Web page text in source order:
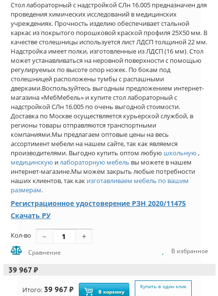
Стол лабораторный с надстройкой СЛн 16.005 предназначен для
проведения химических исследований в медицинских
учреждениях. Прочность изделию обеспечивает стальной
каркас из покрытого порошковой краской профиля 25Х50 мм. В
качестве столешницы используется лист ЛДСП толщиной 22 мм.
Надстройка имеет полки, изготовленные из ЛДСП (16 мм). Стол
может устанавливаться на неровной поверхности с помощью
регулируемых по высоте опор ножек. По бокам под
столешницей расположены тумбы с распашными
дверками.Воспользуйтесь выгодным предложением интернет-
магазина «МебМебель» и купите стол лабораторный с
надстройкой СЛн 16.005 по очень выгодной стоимости.
Доставка по Москве осуществляется курьерской службой, в
регионы товары отправляются транспортными
компаниями.Мы предлагаем оптовые цены на весь
ассортимент мебели на нашем сайте, так как являемся
производителями. Выгодно купить оптом любую школьную ,
медицинскую илабораторную мебель вы можете в нашем
интернет-магазине.Мы можем закрыть любые потребности
наших клиентов, так как изготавливаем мебель по вашим
размерам.
Регистрационное удостоверение РЗН 2020/11475
Скачать РУ
Кол-во
Сравнение В избранное
39 967 ₽
Итого: 39 967 ₽ В корзину
Купить в один клик